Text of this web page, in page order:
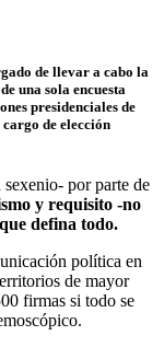
de llevar a cabo la
una sola encuesta
presidenciales de
de elección
por parte de
y requisito -no
defina todo.
política en
de mayor
firmas si todo se